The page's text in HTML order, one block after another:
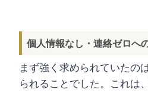
個人情報なし・連絡ゼロへ
まず強く求められていたの
られることでした。これは